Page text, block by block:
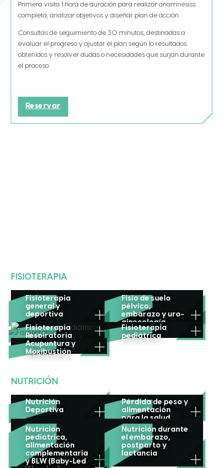
Primera visita 1 hora de duración para realizar anamnesiss
completa, analizar objetivos y diseñar plan de acción
Consultas de seguimiento de 30 minutos, destinadas a
evaluar el progreso y ajustar el plan según lo resultados
obtenidos y resolver dudas o necesidades que surjan durante
el proceso
Reservar
FISIOTERAPIA
Fisioterapia
general y
deportiva
Fisio de suelo
pélvico,
embarazo y uro-
ginecología
Fisioterapia
Respiratoria
Fisioterapia
pediátrica
Acupuntura y
Moxibustión
NUTRICIÓN
Nutrición
Deportiva
Pérdida de peso y
alimentación
para la salud
Nutrición
pediátrica,
alimentación
complementaria
y BLW (Baby-Led
Nutrición durante
el embarazo,
postparto y
lactancia